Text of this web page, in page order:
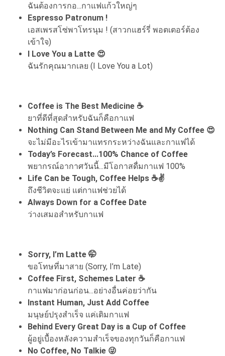
ฉันต้องการกอ...กาแฟแก้วใหญ่ๆ
Espresso Patronum !
เอสเพรสโซ่พาโทรนุม ! (สาวกแฮร์รี่ พอตเตอร์ต้อง
เข้าใจ)
I Love You a Latte 😍
ฉันรักคุณมากเลย (I Love You a Lot)
Coffee is The Best Medicine ☕
ยาที่ดีที่สุดสำหรับฉันก็คือกาแฟ
Nothing Can Stand Between Me and My Coffee 😍
จะไม่มีอะไรเข้ามาแทรกระหว่างฉันและกาแฟได้
Today’s Forecast...100% Chance of Coffee
พยากรณ์อากาศวันนี้...มีโอกาสดื่มกาแฟ 100%
Life Can be Tough, Coffee Helps ☕✌️
ถึงชีวิตจะแย่ แต่กาแฟช่วยได้
Always Down for a Coffee Date
ว่างเสมอสำหรับกาแฟ
Sorry, I’m Latte 🤭
ขอโทษที่มาสาย (Sorry, I’m Late)
Coffee First, Schemes Later ☕
กาแฟมาก่อนก่อน...อย่างอื่นค่อยว่ากัน
Instant Human, Just Add Coffee
มนุษย์ปรุงสำเร็จ แค่เติมกาแฟ
Behind Every Great Day is a Cup of Coffee
ผู้อยู่เบื้องหลังความสำเร็จของทุกวันก็คือกาแฟ
No Coffee, No Talkie 😜